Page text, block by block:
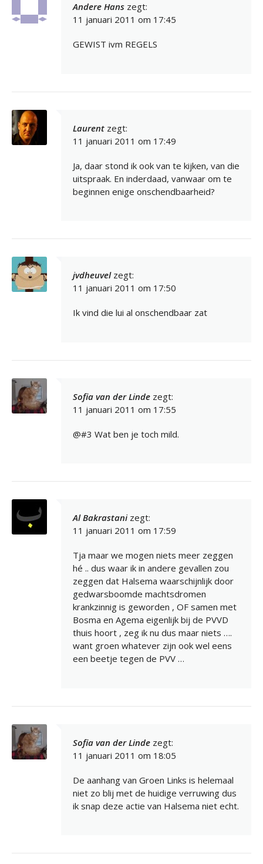
Andere Hans zegt:
11 januari 2011 om 17:45
GEWIST ivm REGELS
Laurent zegt:
11 januari 2011 om 17:49
Ja, daar stond ik ook van te kijken, van die
uitspraak. En inderdaad, vanwaar om te
beginnen enige onschendbaarheid?
jvdheuvel zegt:
11 januari 2011 om 17:50
Ik vind die lui al onschendbaar zat
Sofia van der Linde zegt:
11 januari 2011 om 17:55
@#3 Wat ben je toch mild.
Al Bakrastani zegt:
11 januari 2011 om 17:59
Tja maar we mogen niets meer zeggen
hé .. dus waar ik in andere gevallen zou
zeggen dat Halsema waarschijnlijk door
gedwarsboomde machtsdromen
krankzinnig is geworden , OF samen met
Bosma en Agema eigenlijk bij de PVVD
thuis hoort , zeg ik nu dus maar niets ….
want groen whatever zijn ook wel eens
een beetje tegen de PVV …
Sofia van der Linde zegt:
11 januari 2011 om 18:05
De aanhang van Groen Links is helemaal
niet zo blij met de huidige verruwing dus
ik snap deze actie van Halsema niet echt.